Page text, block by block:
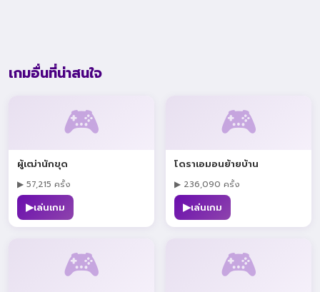
เกมอื่นที่น่าสนใจ
🎮
ผู้เฒ่านักขุด
▶ 57,215 ครั้ง
▶เล่นเกม
🎮
โดราเอมอนย้ายบ้าน
▶ 236,090 ครั้ง
▶เล่นเกม
🎮 🎮